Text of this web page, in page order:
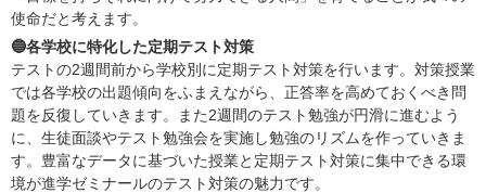
使命だと考えます。
🔵各学校に特化した定期テスト対策
テストの2週間前から学校別に定期テスト対策を行います。対策授業
では各学校の出題傾向をふまえながら、正答率を高めておくべき問
題を反復していきます。また2週間のテスト勉強が円滑に進むよう
に、生徒面談やテスト勉強会を実施し勉強のリズムを作っていきま
す。豊富なデータに基づいた授業と定期テスト対策に集中できる環
境が進学ゼミナールのテスト対策の魅力です。